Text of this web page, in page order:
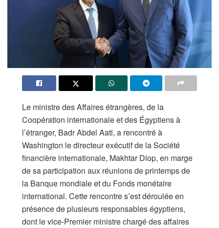
Le ministre des Affaires étrangères, de la
Coopération internationale et des Égyptiens à
l’étranger, Badr Abdel Aati, a rencontré à
Washington le directeur exécutif de la Société
financière internationale, Makhtar Diop, en marge
de sa participation aux réunions de printemps de
la Banque mondiale et du Fonds monétaire
international. Cette rencontre s’est déroulée en
présence de plusieurs responsables égyptiens,
dont le vice-Premier ministre chargé des affaires